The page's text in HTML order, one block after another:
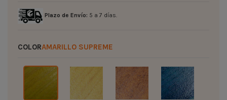
Plazo de Envío: 5 a 7 días.
COLORAMARILLO SUPREME